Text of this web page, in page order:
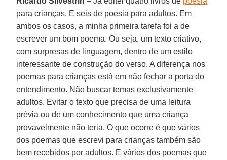
para crianças. E seis de poesia para adultos. Em
ambos os casos, a minha primeira tarefa foi a de
escrever um bom poema. Ou seja, um texto criativo,
com surpresas de linguagem, dentro de um estilo
interessante de construção do verso. A diferença nos
poemas para crianças está em não fechar a porta do
entendimento. Não buscar temas exclusivamente
adultos. Evitar o texto que precisa de uma leitura
prévia ou de um conhecimento que uma criança
provavelmente não teria. O que ocorre é que vários
dos poemas que escrevi para crianças também são
bem recebidos por adultos. E vários dos poemas que